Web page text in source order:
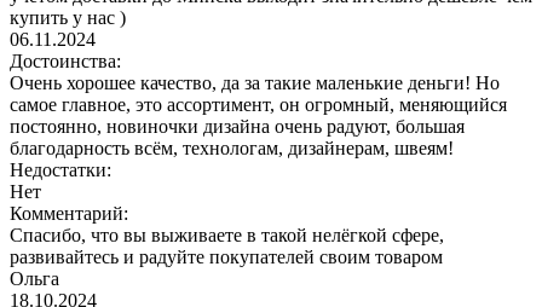
купить у нас )
06.11.2024
Достоинства:
Очень хорошее качество, да за такие маленькие деньги! Но
самое главное, это ассортимент, он огромный, меняющийся
постоянно, новиночки дизайна очень радуют, большая
благодарность всём, технологам, дизайнерам, швеям!
Недостатки:
Нет
Комментарий:
Спасибо, что вы выживаете в такой нелёгкой сфере,
развивайтесь и радуйте покупателей своим товаром
Ольга
18.10.2024